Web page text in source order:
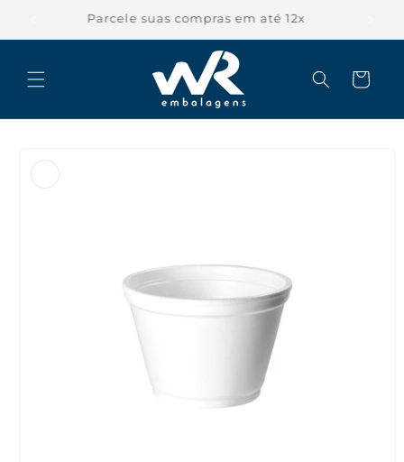
conteúdo
Parcele suas compras em até 12x
Carrinho